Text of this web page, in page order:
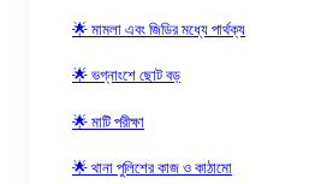
🌟 মামলা এবং জিডির মধ্যে পার্থক্য
🌟 ভগ্নাংশে ছোট বড়
🌟 মাটি পরীক্ষা
🌟 থানা পুলিশের কাজ ও কাঠামো